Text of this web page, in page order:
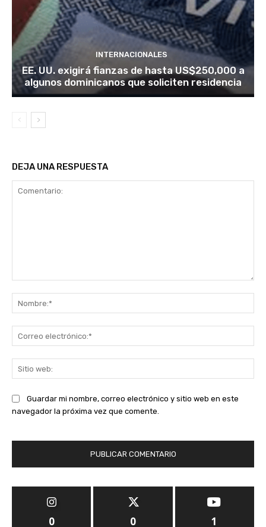
INTERNACIONALES
EE. UU. exigirá fianzas de hasta US$250,000 a
algunos dominicanos que soliciten residencia
DEJA UNA RESPUESTA
Guardar mi nombre, correo electrónico y sitio web en este
navegador la próxima vez que comente.
0 0 1